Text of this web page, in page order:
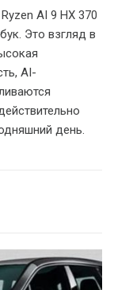
время
идеальным
AI-
рутинные
просто дань
ноутбуков.